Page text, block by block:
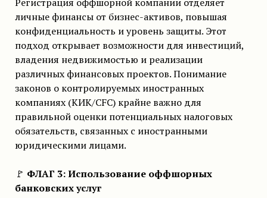
личные финансы от бизнес-активов, повышая
конфиденциальность и уровень защиты. Этот
подход открывает возможности для инвестиций,
владения недвижимостью и реализации
различных финансовых проектов. Понимание
законов о контролируемых иностранных
компаниях (КИК/CFC) крайне важно для
правильной оценки потенциальных налоговых
обязательств, связанных с иностранными
юридическими лицами.
🚩 ФЛАГ 3: Использование оффшорных
банковских услуг